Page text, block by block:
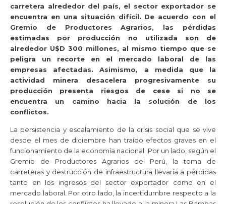
carretera alrededor del país, el sector exportador se
encuentra en una situación difícil. De acuerdo con el
Gremio de Productores Agrarios, las pérdidas
estimadas por producción no utilizada son de
alrededor U$D 300 millones, al mismo tiempo que se
peligra un recorte en el mercado laboral de las
empresas afectadas. Asimismo, a medida que la
actividad minera desacelera progresivamente su
producción presenta riesgos de cese si no se
encuentra un camino hacia la solución de los
conflictos.
La persistencia y escalamiento de la crisis social que se vive
desde el mes de diciembre han traído efectos graves en el
funcionamiento de la economía nacional. Por un lado, según el
Gremio de Productores Agrarios del Perú, la toma de
carreteras y destrucción de infraestructura llevaría a pérdidas
tanto en los ingresos del sector exportador como en el
mercado laboral. Por otro lado, la incertidumbre respecto a la